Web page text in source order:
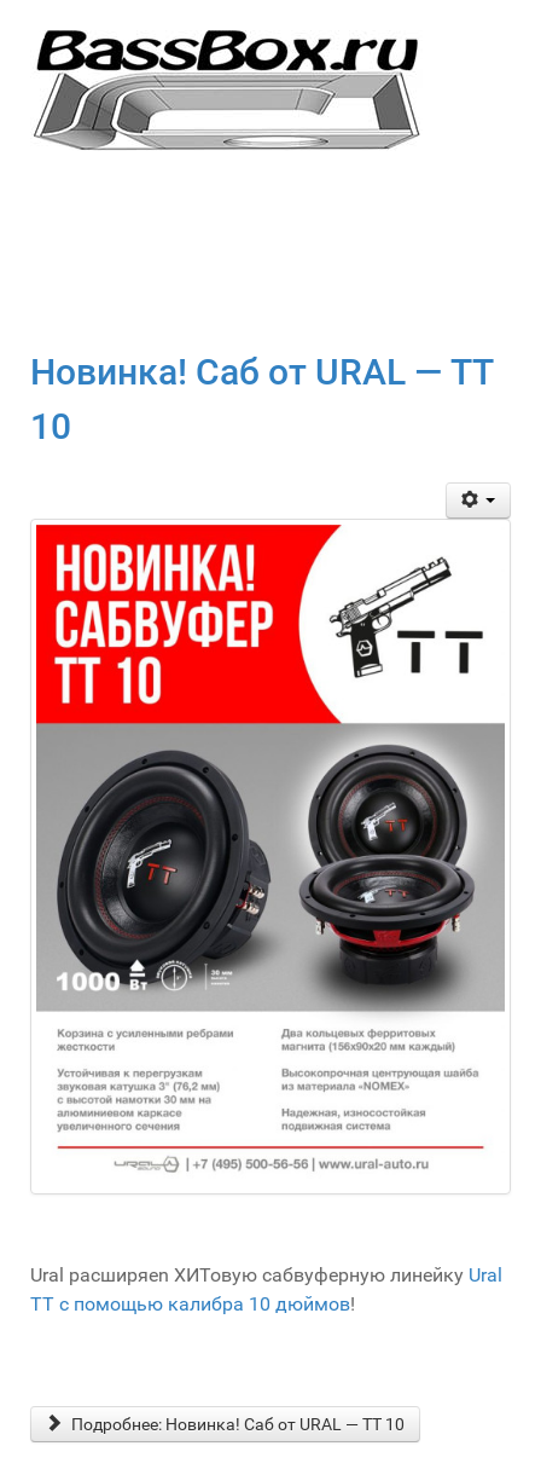
Новинка! Саб от URAL — ТТ
10
Ural расширяеn ХИТовую сабвуферную линейку Ural
TT с помощью калибра 10 дюймов!
Подробнее: Новинка! Саб от URAL — ТТ 10